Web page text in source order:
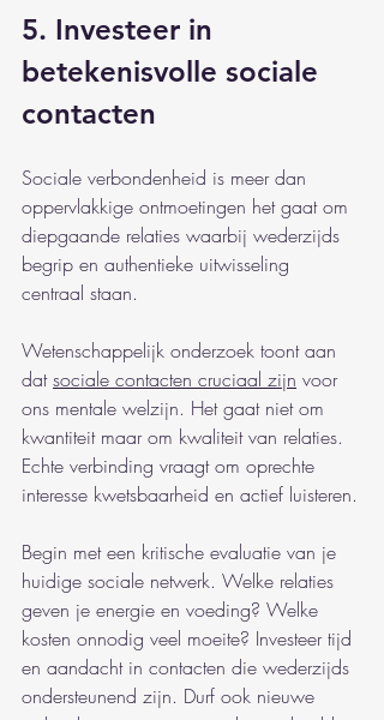
5. Investeer in
betekenisvolle sociale
contacten
Sociale verbondenheid is meer dan
oppervlakkige ontmoetingen het gaat om
diepgaande relaties waarbij wederzijds
begrip en authentieke uitwisseling
centraal staan.
Wetenschappelijk onderzoek toont aan
dat sociale contacten cruciaal zijn voor
ons mentale welzijn. Het gaat niet om
kwantiteit maar om kwaliteit van relaties.
Echte verbinding vraagt om oprechte
interesse kwetsbaarheid en actief luisteren.
Begin met een kritische evaluatie van je
huidige sociale netwerk. Welke relaties
geven je energie en voeding? Welke
kosten onnodig veel moeite? Investeer tijd
en aandacht in contacten die wederzijds
ondersteunend zijn. Durf ook nieuwe